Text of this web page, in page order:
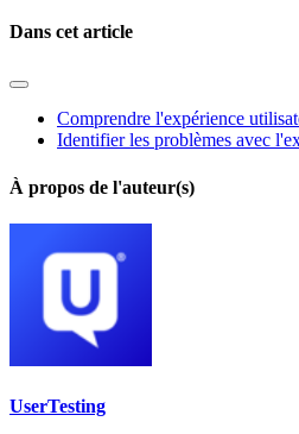
Dans cet article
Comprendre l'expérience
Identifier les problèmes avec
À propos de l'auteur(s)
UserTesting